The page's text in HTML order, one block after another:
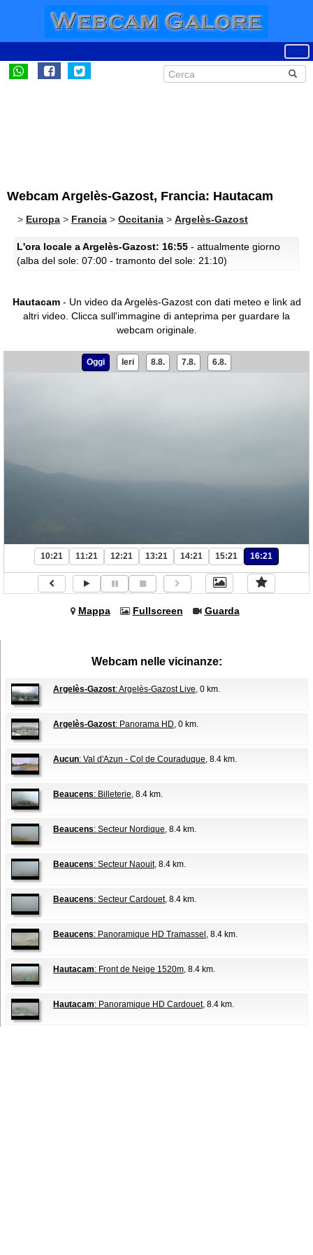
Webcam Argelès-Gazost, Francia: Hautacam
> Europa > Francia > Occitania > Argelès-Gazost
L'ora locale a Argelès-Gazost: 16:55 - attualmente giorno
(alba del sole: 07:00 - tramonto del sole: 21:10)
Hautacam- Un video da Argelès-Gazost con dati meteo e link ad
altri video. Clicca sull'immagine di anteprima per guardare la
webcam originale.
Oggi Ieri 8.8. 7.8. 6.8.
10:21 11:21 12:21 13:21 14:21 15:21 16:21
Mappa Fullscreen Guarda
Webcam nelle vicinanze:
Argelès-Gazost: Argelès-Gazost Live, 0 km.
Argelès-Gazost: Panorama HD, 0 km.
Aucun: Val d'Azun - Col de Couraduque, 8.4 km.
Beaucens: Billeterie, 8.4 km.
Beaucens: Secteur Nordique, 8.4 km.
Beaucens: Secteur Naouit, 8.4 km.
Beaucens: Secteur Cardouet, 8.4 km.
Beaucens: Panoramique HD Tramassel , 8.4 km.
Hautacam: Front de Neige 1520m, 8.4 km.
Hautacam: Panoramique HD Cardouet, 8.4 km.